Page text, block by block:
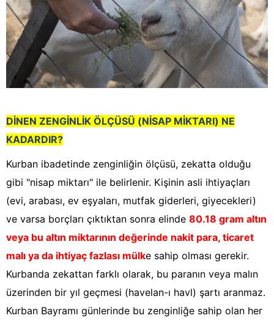
DİNEN ZENGİNLİK ÖLÇÜSÜ (NİSAP MİKTARI) NE
KADARDIR?
Kurban ibadetinde zenginliğin ölçüsü, zekatta olduğu
gibi "nisap miktarı" ile belirlenir. Kişinin asli ihtiyaçları
(evi, arabası, ev eşyaları, mutfak giderleri, giyecekleri)
ve varsa borçları çıktıktan sonra elinde 80.18 gram altın
veya bu altın miktarının değerinde nakit para, ticaret
malı ya da ihtiyaç fazlası mülke sahip olması gerekir.
Kurbanda zekattan farklı olarak, bu paranın veya malın
üzerinden bir yıl geçmesi (havelan-ı havl) şartı aranmaz.
Kurban Bayramı günlerinde bu zenginliğe sahip olan her